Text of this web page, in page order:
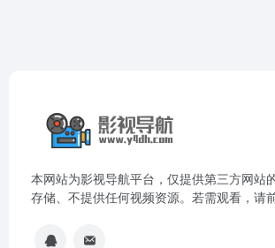
本网站为影视导航平台，仅提供第三方网站
存储、不提供任何视频资源。若需观看，请